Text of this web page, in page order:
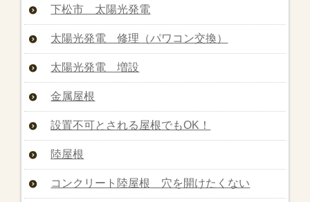
下松市 太陽光発電
太陽光発電 修理（パワコン交換）
太陽光発電 増設
金属屋根
設置不可とされる屋根でもOK！
陸屋根
コンクリート陸屋根 穴を開けたくない